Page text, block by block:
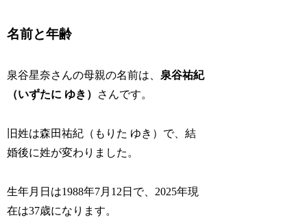
名前と年齢
泉谷星奈さんの母親の名前は、 泉谷祐紀
（いずたに ゆき）
さんです。
旧姓は森田祐紀（もりた ゆき）で、結
婚後に姓が変わりました。
生年月日は1988年7月12日で、2025年現
在は37歳になります。